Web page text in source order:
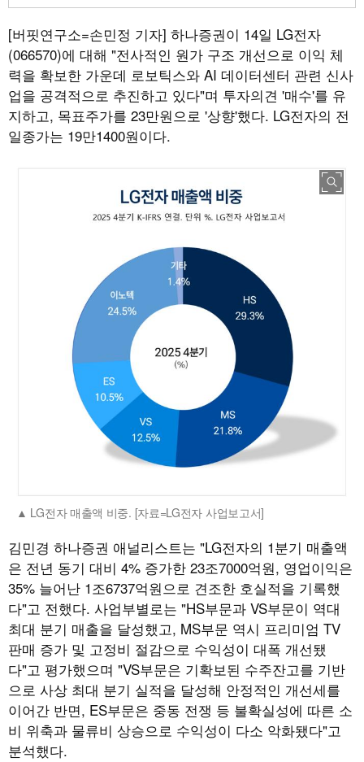
[버핏연구소=손민정 기자] 하나증권이 14일 LG전자
(066570)에 대해 "전사적인 원가 구조 개선으로 이익 체
력을 확보한 가운데 로보틱스와 AI 데이터센터 관련 신사
업을 공격적으로 추진하고 있다"며 투자의견 '매수'를 유
지하고, 목표주가를 23만원으로 '상향'했다. LG전자의 전
일종가는 19만1400원이다.
LG전자 매출액 비중. [자료=LG전자 사업보고서]
김민경 하나증권 애널리스트는 "LG전자의 1분기 매출액
은 전년 동기 대비 4% 증가한 23조7000억원, 영업이익은
35% 늘어난 1조6737억원으로 견조한 호실적을 기록했
다"고 전했다. 사업부별로는 "HS부문과 VS부문이 역대
최대 분기 매출을 달성했고, MS부문 역시 프리미엄 TV
판매 증가 및 고정비 절감으로 수익성이 대폭 개선됐
다"고 평가했으며 "VS부문은 기확보된 수주잔고를 기반
으로 사상 최대 분기 실적을 달성해 안정적인 개선세를
이어간 반면, ES부문은 중동 전쟁 등 불확실성에 따른 소
비 위축과 물류비 상승으로 수익성이 다소 악화됐다"고
분석했다.